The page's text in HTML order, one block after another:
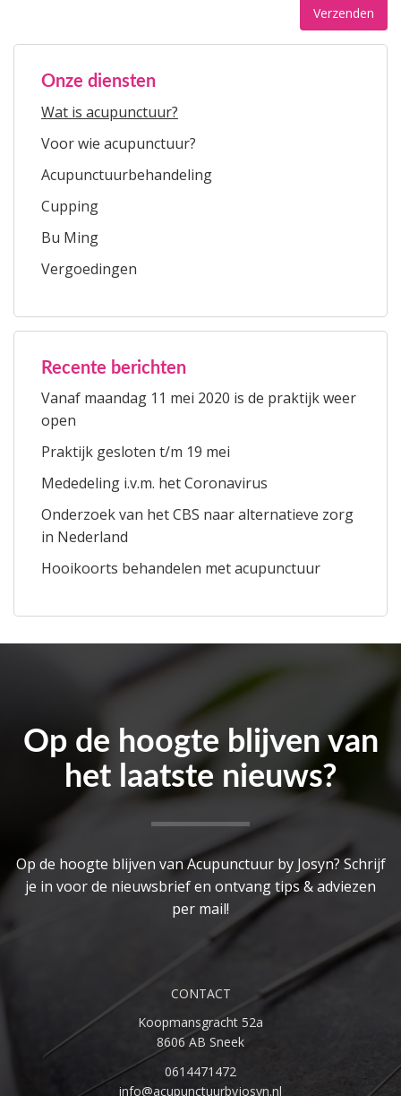
Onze diensten
Wat is acupunctuur?
Voor wie acupunctuur?
Acupunctuurbehandeling
Cupping
Bu Ming
Vergoedingen
Recente berichten
Vanaf maandag 11 mei 2020 is de praktijk weer
open
Praktijk gesloten t/m 19 mei
Mededeling i.v.m. het Coronavirus
Onderzoek van het CBS naar alternatieve zorg
in Nederland
Hooikoorts behandelen met acupunctuur
Op de hoogte blijven van
het laatste nieuws?
Op de hoogte blijven van Acupunctuur by Josyn? Schrijf
je in voor de nieuwsbrief en ontvang tips & adviezen
per mail!
CONTACT
Koopmansgracht 52a
8606 AB Sneek
0614471472
info@acupunctuurbyjosyn.nl